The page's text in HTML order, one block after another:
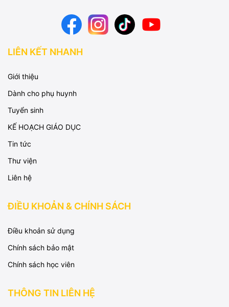
LIÊN KẾT NHANH
Giới thiệu
Dành cho phụ huynh
Tuyển sinh
KẾ HOẠCH GIÁO DỤC
Tin tức
Thư viện
Liên hệ
ĐIỀU KHOẢN & CHÍNH SÁCH
Điều khoản sử dụng
Chính sách bảo mật
Chính sách học viên
THÔNG TIN LIÊN HỆ